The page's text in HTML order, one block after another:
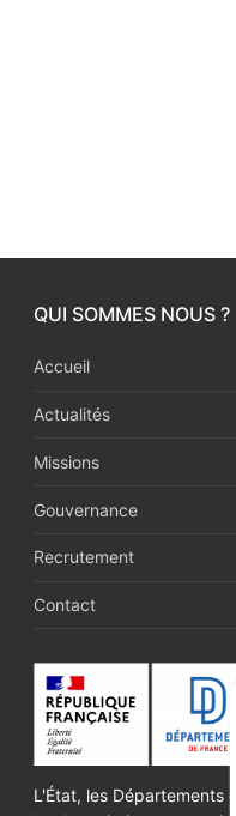
QUI SOMMES NOUS ?
Accueil
Actualités
Missions
Gouvernance
Recrutement
Contact
L'État, les Départements et